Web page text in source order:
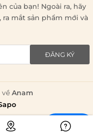
của bạn! Ngoài ra, hãy
mắt sản phẩm mới và
ĐĂNG KÝ
về Anam
Chat